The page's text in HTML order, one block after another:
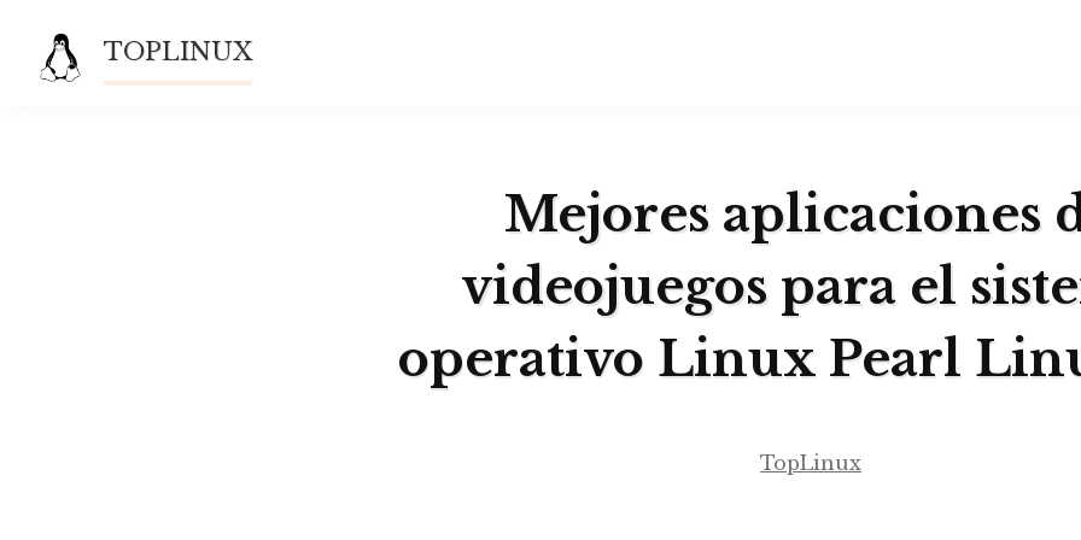
contenido
TOPLINUX
Mejores aplicaciones
videojuegos para el
operativo Linux Pearl
TopLinux